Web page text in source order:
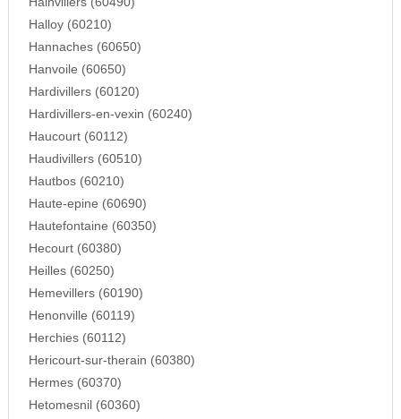
Halloy (60210)
Hannaches (60650)
Hanvoile (60650)
Hardivillers (60120)
Hardivillers-en-vexin (60240)
Haucourt (60112)
Haudivillers (60510)
Hautbos (60210)
Haute-epine (60690)
Hautefontaine (60350)
Hecourt (60380)
Heilles (60250)
Hemevillers (60190)
Henonville (60119)
Herchies (60112)
Hericourt-sur-therain (60380)
Hermes (60370)
Hetomesnil (60360)